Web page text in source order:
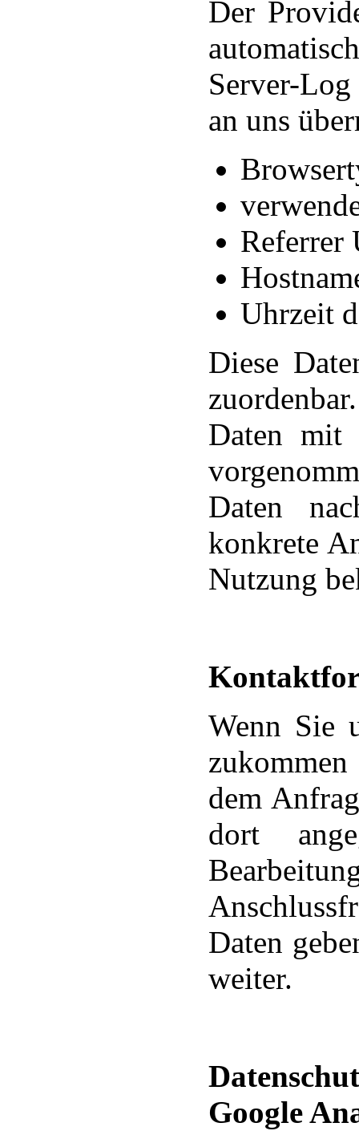
Der
Server-
an uns
Referrer
Uhrzeit
Diese
Daten mit
Daten
konkrete
Nutzung
Wenn Sie
dem
dort
Daten
weiter.
Google